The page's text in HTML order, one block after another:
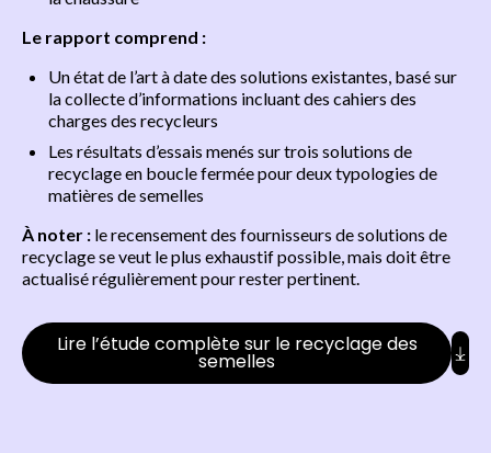
Le rapport comprend :
Un état de l’art à date des solutions existantes, basé sur
la collecte d’informations incluant des cahiers des
charges des recycleurs
Les résultats d’essais menés sur trois solutions de
recyclage en boucle fermée pour deux typologies de
matières de semelles
À noter : le recensement des fournisseurs de solutions de
recyclage se veut le plus exhaustif possible, mais doit être
actualisé régulièrement pour rester pertinent.
Lire l’étude complète sur le recyclage des
semelles